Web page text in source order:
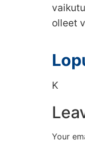
olleet
K
Your